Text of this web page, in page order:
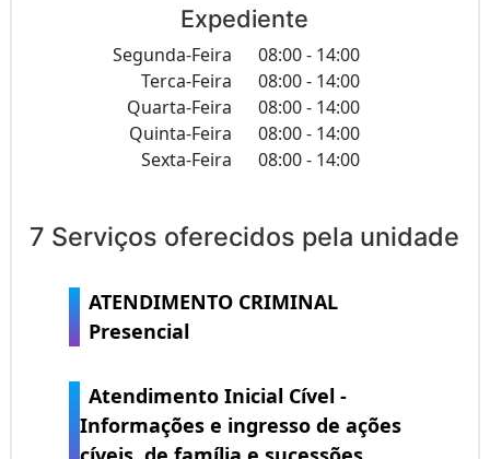
Expediente
Segunda-Feira
08:00 - 14:00
Terca-Feira
08:00 - 14:00
Quarta-Feira
08:00 - 14:00
Quinta-Feira
08:00 - 14:00
Sexta-Feira
08:00 - 14:00
7 Serviços oferecidos pela unidade
ATENDIMENTO CRIMINAL
Presencial
Atendimento Inicial Cível -
Informações e ingresso de ações